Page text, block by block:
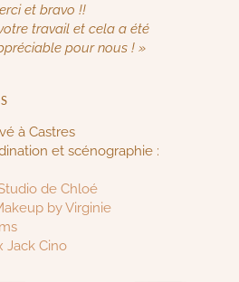
et bravo !!
travail et cela a été
pour nous ! »
à Castres
et scénographie :
de Chloé
by Virginie
Jack Cino